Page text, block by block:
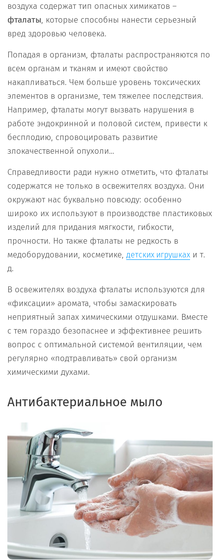
воздуха содержат тип опасных химикатов –
фталаты, которые способны нанести серьезный
вред здоровью человека.
Попадая в организм, фталаты распространяются по
всем органам и тканям и имеют свойство
накапливаться. Чем больше уровень токсических
элементов в организме, тем тяжелее последствия.
Например, фталаты могут вызвать нарушения в
работе эндокринной и половой систем, привести к
бесплодию, спровоцировать развитие
злокачественной опухоли…
Справедливости ради нужно отметить, что фталаты
содержатся не только в освежителях воздуха. Они
окружают нас буквально повсюду: особенно
широко их используют в производстве пластиковых
изделий для придания мягкости, гибкости,
прочности. Но также фталаты не редкость в
медоборудовании, косметике, детских игрушках и т.
д.
В освежителях воздуха фталаты используются для
«фиксации» аромата, чтобы замаскировать
неприятный запах химическими отдушками. Вместе
с тем гораздо безопаснее и эффективнее решить
вопрос с оптимальной системой вентиляции, чем
регулярно «подтравливать» свой организм
химическими духами.
Антибактериальное мыло